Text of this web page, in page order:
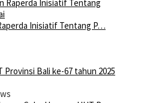
Inisiatif Tentang P…